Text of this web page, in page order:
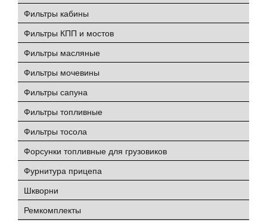
Фильтры кабины
Фильтры КПП и мостов
Фильтры масляные
Фильтры мочевины
Фильтры сапуна
Фильтры топливные
Фильтры тосола
Форсунки топливные для грузовиков
Фурнитура прицепа
Шкворни
Ремкомплекты